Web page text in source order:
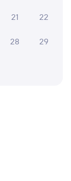
21 22
28 29